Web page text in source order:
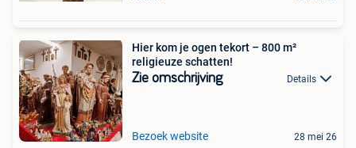
Hier kom je ogen tekort – 800 m²
religieuze schatten!
Zie omschrijving Details
Bezoek website 28 mei 26